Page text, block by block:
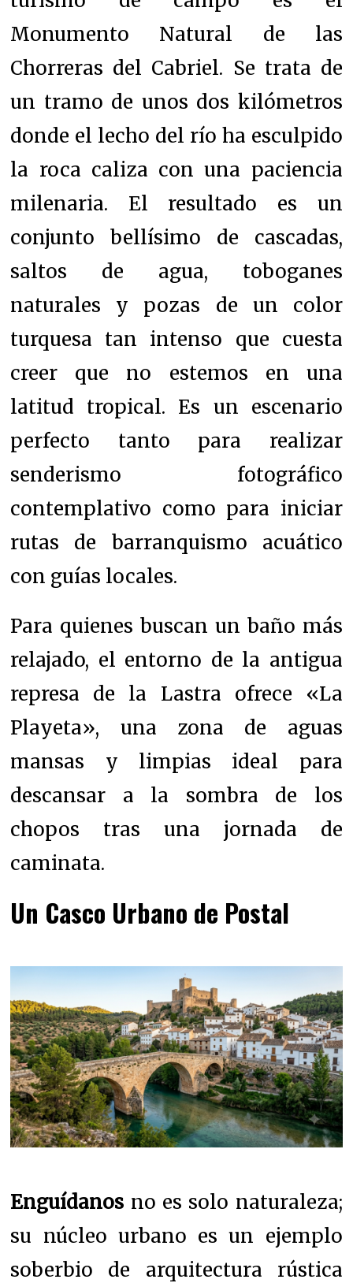
Monumento Natural de las
Chorreras del Cabriel. Se trata de
un tramo de unos dos kilómetros
donde el lecho del río ha esculpido
la roca caliza con una paciencia
milenaria. El resultado es un
conjunto bellísimo de cascadas,
saltos de agua, toboganes
naturales y pozas de un color
turquesa tan intenso que cuesta
creer que no estemos en una
latitud tropical. Es un escenario
perfecto tanto para realizar
senderismo fotográfico
contemplativo como para iniciar
rutas de barranquismo acuático
con guías locales.
Para quienes buscan un baño más
relajado, el entorno de la antigua
represa de la Lastra ofrece «La
Playeta», una zona de aguas
mansas y limpias ideal para
descansar a la sombra de los
chopos tras una jornada de
caminata.
Un Casco Urbano de Postal
Enguídanos no es solo naturaleza;
su núcleo urbano es un ejemplo
soberbio de arquitectura rústica